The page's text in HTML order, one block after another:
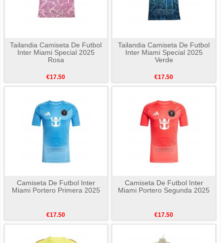
Tailandia Camiseta De Futbol
Inter Miami Special 2025
Rosa
€17.50
Tailandia Camiseta De Futbol
Inter Miami Special 2025
Verde
€17.50
Camiseta De Futbol Inter
Miami Portero Primera 2025
€17.50
Camiseta De Futbol Inter
Miami Portero Segunda 2025
€17.50